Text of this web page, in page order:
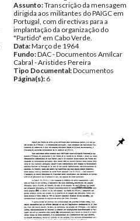
Assunto:Transcrição da mensagem
dirigida aos militantes do PAIGC em
Portugal, com directivas para a
implantação da organização do
"Partido" em Cabo Verde.
Data:Março de 1964
Fundo:DAC - Documentos Amílcar
Cabral - Aristides Pereira
Tipo Documental:Documentos
Página(s): 6